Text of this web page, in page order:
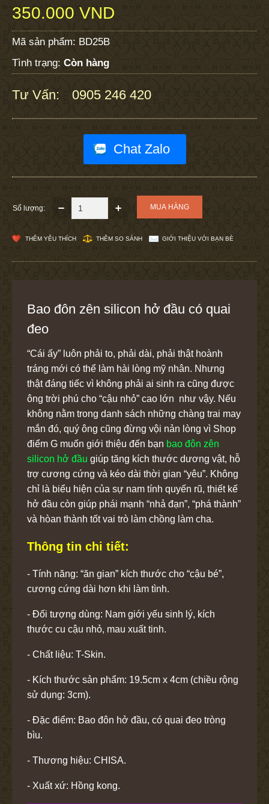
350.000 VND
Mã sản phẩm: BD25B
Tình trạng: Còn hàng
Tư Vấn: 0905 246 420
Chat Zalo
Số lượng:
THÊM YÊU THÍCH THÊM SO SÁNH GIỚI THIỆU VỚI BẠN BÈ
Bao đôn zên silicon hở đầu có quai
đeo
“Cái ấy” luôn phải to, phải dài, phải thật hoành
tráng mới có thể làm hài lòng mỹ nhân. Nhưng
thật đáng tiếc vì không phải ai sinh ra cũng được
ông trời phú cho “cậu nhỏ” cao lớn như vậy. Nếu
không nằm trong danh sách những chàng trai may
mắn đó, quý ông cũng đừng vội nản lòng vì Shop
điểm G muốn giới thiệu đến bạn bao đôn zên
silicon hở đầu giúp tăng kích thước dương vật, hỗ
trợ cương cứng và kéo dài thời gian “yêu”. Không
chỉ là biểu hiện của sự nam tính quyến rũ, thiết kế
hở đầu còn giúp phái mạnh “nhả đạn”, “phá thành”
và hòan thành tốt vai trò làm chồng làm cha.
Thông tin chi tiết:
- Tính năng: “ăn gian” kích thước cho “cậu bé”,
cương cứng dài hơn khi làm tình.
- Đối tượng dùng: Nam giới yếu sinh lý, kích
thước cu cậu nhỏ, mau xuất tinh.
- Chất liệu: T-Skin.
- Kích thước sản phẩm: 19.5cm x 4cm (chiều rộng
sử dụng: 3cm).
- Đặc điểm: Bao đôn hở đầu, có quai đeo tròng
bìu.
- Thương hiệu: CHISA.
- Xuất xứ: Hồng kong.